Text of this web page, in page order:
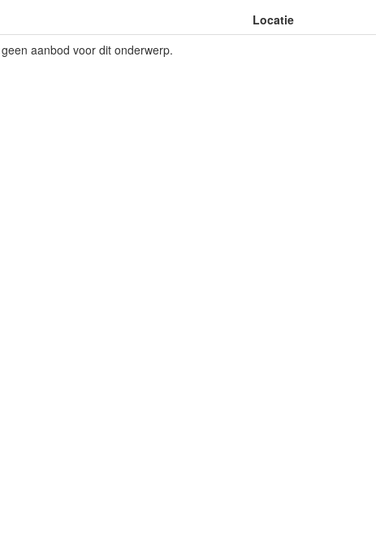
Locatie
aanbod voor dit onderwerp.